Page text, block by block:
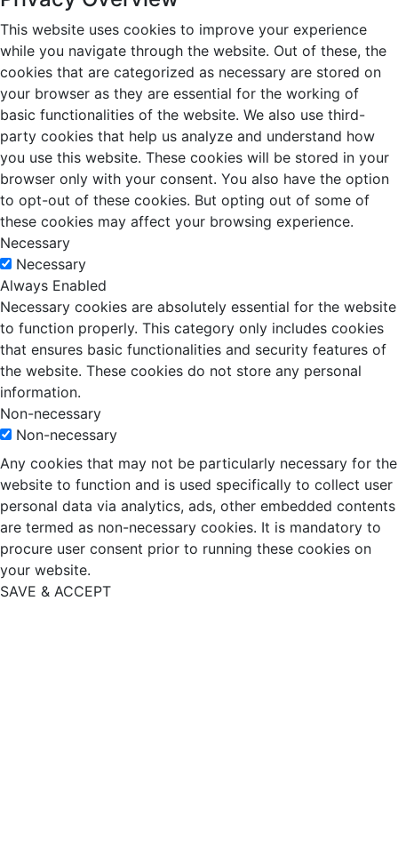
This website uses cookies to improve your experience
while you navigate through the website. Out of these, the
cookies that are categorized as necessary are stored on
your browser as they are essential for the working of
basic functionalities of the website. We also use third-
party cookies that help us analyze and understand how
you use this website. These cookies will be stored in your
browser only with your consent. You also have the option
to opt-out of these cookies. But opting out of some of
these cookies may affect your browsing experience.
Necessary
Necessary
Always Enabled
Necessary cookies are absolutely essential for the website
to function properly. This category only includes cookies
that ensures basic functionalities and security features of
the website. These cookies do not store any personal
information.
Non-necessary
Non-necessary
Any cookies that may not be particularly necessary for the
website to function and is used specifically to collect user
personal data via analytics, ads, other embedded contents
are termed as non-necessary cookies. It is mandatory to
procure user consent prior to running these cookies on
your website.
SAVE & ACCEPT